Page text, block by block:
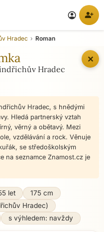
account_circle person_add
✕
Hradec Roman
Hradec
Hradec, s hnědými
Hledá partnerský vztah
věrný a obětavý. Mezi
vzdělávání a rock. Věnuje
se středoškolským
na seznamce Znamost.cz je
let
175 cm
Hradec)
s výhledem: navždy